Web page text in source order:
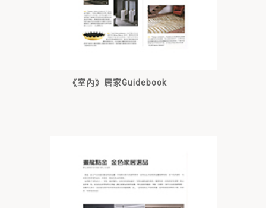
《室內》居家Guidebook